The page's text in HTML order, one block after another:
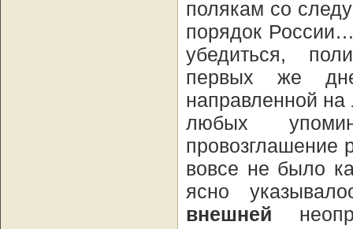
полякам со
порядок
убедиться,
первых же
направленной на
любых
провозглашение
вовсе не было
ясно
внешней